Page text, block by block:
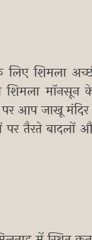
शिमला
शिमला मॉनसून
आप जाखू
पर तैरते बादलों